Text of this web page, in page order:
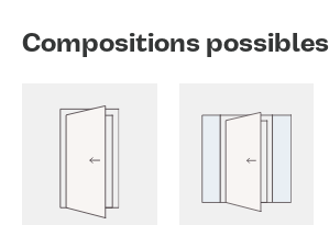
Compositions possibles